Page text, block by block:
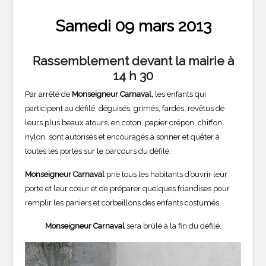
Samedi 09 mars 2013
Rassemblement devant la mairie à
14 h 30
Par arrêté de Monseigneur Carnaval, les enfants qui
participent au défilé, déguisés, grimés, fardés, revêtus de
leurs plus beaux atours, en coton, papier crépon, chiffon,
nylon, sont autorisés et encouragés à sonner et quêter à
toutes les portes sur le parcours du défilé.
Monseigneur Carnaval prie tous les habitants d’ouvrir leur
porte et leur cœur et de préparer quelques friandises pour
remplir les paniers et corbeillons des enfants costumés.
Monseigneur Carnaval sera brûlé à la fin du défilé.